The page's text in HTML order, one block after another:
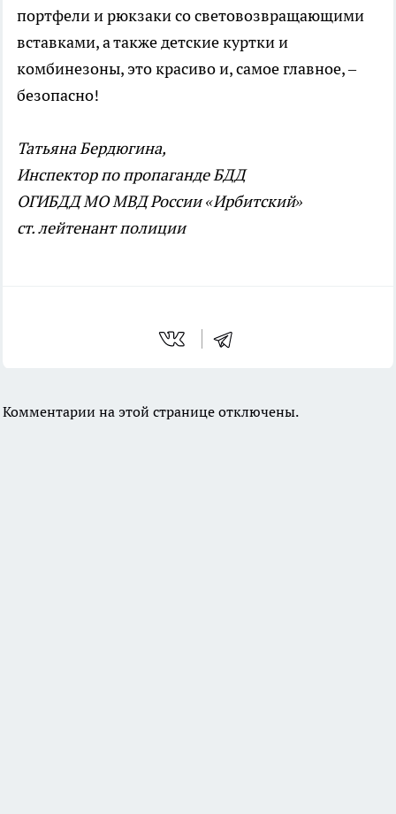
портфели и рюкзаки со световозвращающими
вставками, а также детские куртки и
комбинезоны, это красиво и, самое главное, –
безопасно!
Татьяна Бердюгина,
Инспектор по пропаганде БДД
ОГИБДД МО МВД России «Ирбитский»
ст. лейтенант полиции
Комментарии на этой странице отключены.